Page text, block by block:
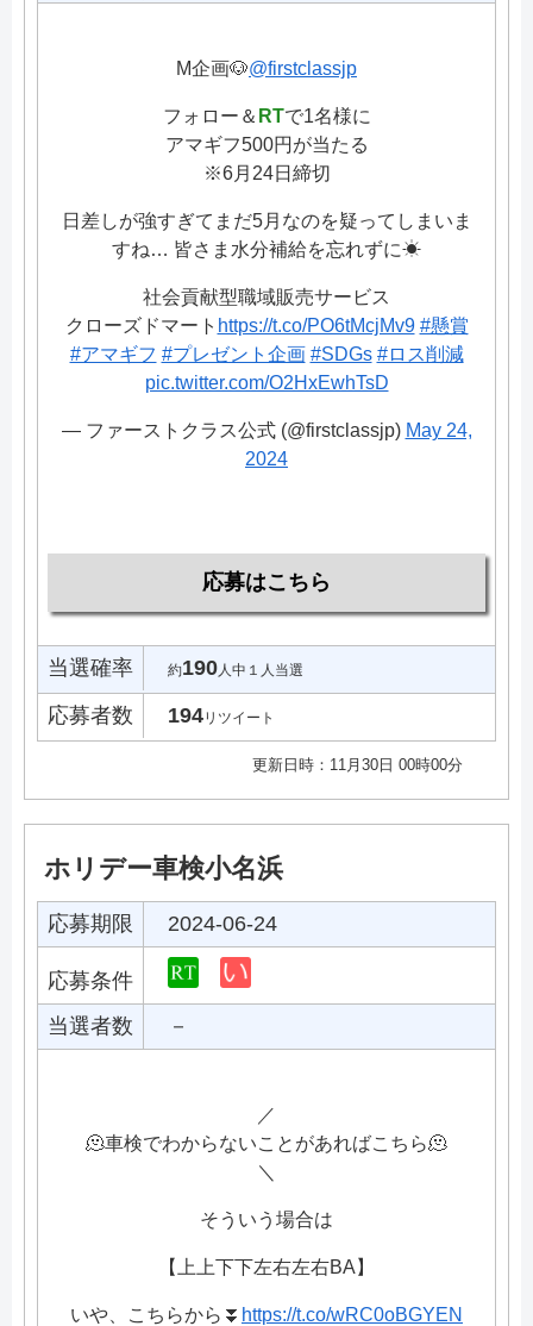
M企画🐶@firstclassjp
フォロー＆ RTで1名様に
アマギフ500円が当たる
※6月24日締切
日差しが強すぎてまだ5月なのを疑ってしまいま
すね… 皆さま水分補給を忘れずに☀
社会貢献型職域販売サービス
クローズドマート https://t.co/PO6tMcjMv9 #懸賞
#アマギフ #プレゼント企画 #SDGs #ロス削減
pic.twitter.com/O2HxEwhTsD
— ファーストクラス公式 (@firstclassjp) May 24,
2024
応募はこちら
当選確率 約190 人中１人当選
応募者数 194リツイート
更新日時：11月30日 00時00分
ホリデー車検小名浜
応募期限 2024-06-24
応募条件
当選者数
－
／
🫠車検でわからないことがあればこちら🫠
＼
そういう場合は
【上上下下左右左右BA】
いや、こちらから⏬ https://t.co/wRC0oBGYEN